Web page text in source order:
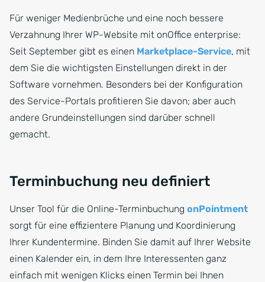
Für weniger Medienbrüche und eine noch bessere
Verzahnung Ihrer WP-Website mit onOffice enterprise:
Seit September gibt es einen Marketplace-Service, mit
dem Sie die wichtigsten Einstellungen direkt in der
Software vornehmen. Besonders bei der Konfiguration
des Service-Portals profitieren Sie davon; aber auch
andere Grundeinstellungen sind darüber schnell
gemacht.
Terminbuchung neu definiert
Unser Tool für die Online-Terminbuchung onPointment
sorgt für eine effizientere Planung und Koordinierung
Ihrer Kundentermine. Binden Sie damit auf Ihrer Website
einen Kalender ein, in dem Ihre Interessenten ganz
einfach mit wenigen Klicks einen Termin bei Ihnen